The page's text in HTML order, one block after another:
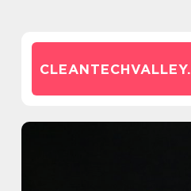
CLEANTECHVALLEY.